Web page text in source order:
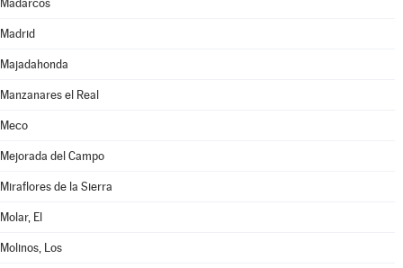
Madarcos
Madrid
Majadahonda
Manzanares el Real
Meco
Mejorada del Campo
Miraflores de la Sierra
Molar, El
Molinos, Los